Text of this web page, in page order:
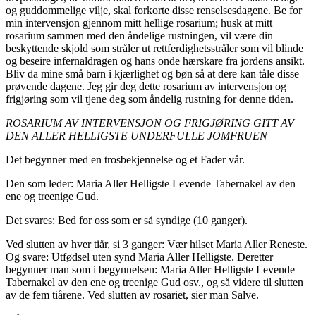
og guddommelige vilje, skal forkorte disse renselsesdagene. Be for
min intervensjon gjennom mitt hellige rosarium; husk at mitt
rosarium sammen med den åndelige rustningen, vil være din
beskyttende skjold som stråler ut rettferdighetsstråler som vil blinde
og beseire infernaldragen og hans onde hærskare fra jordens ansikt.
Bliv da mine små barn i kjærlighet og bøn så at dere kan tåle disse
prøvende dagene. Jeg gir deg dette rosarium av intervensjon og
frigjøring som vil tjene deg som åndelig rustning for denne tiden.
ROSARIUM AV INTERVENSJON OG FRIGJØRING GITT AV
DEN ALLER HELLIGSTE UNDERFULLE JOMFRUEN
Det begynner med en trosbekjennelse og et Fader vår.
Den som leder: Maria Aller Helligste Levende Tabernakel av den
ene og treenige Gud.
Det svares: Bed for oss som er så syndige (10 ganger).
Ved slutten av hver tiår, si 3 ganger: Vær hilset Maria Aller Reneste.
Og svare: Utfødsel uten synd Maria Aller Helligste. Deretter
begynner man som i begynnelsen: Maria Aller Helligste Levende
Tabernakel av den ene og treenige Gud osv., og så videre til slutten
av de fem tiårene. Ved slutten av rosariet, sier man Salve.